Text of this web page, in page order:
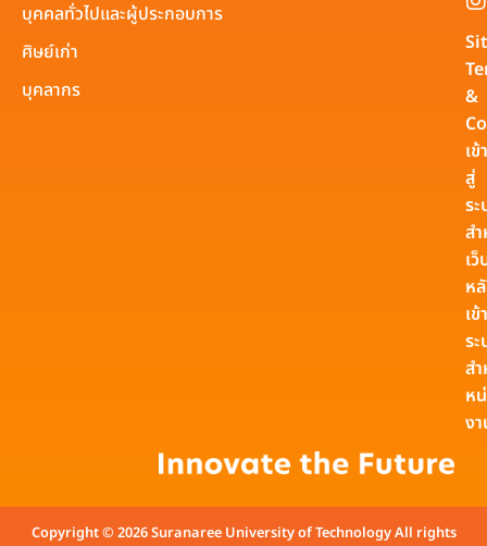
บุคคลทั่วไปและผู้ประกอบการ
ศิษย์เก่า
บุคลากร
&
เข้า
สู่
ร
ส
เ
ห
เข้
ร
ส
ห
ง
Copyright © 2026 Suranaree University of Technology All rights